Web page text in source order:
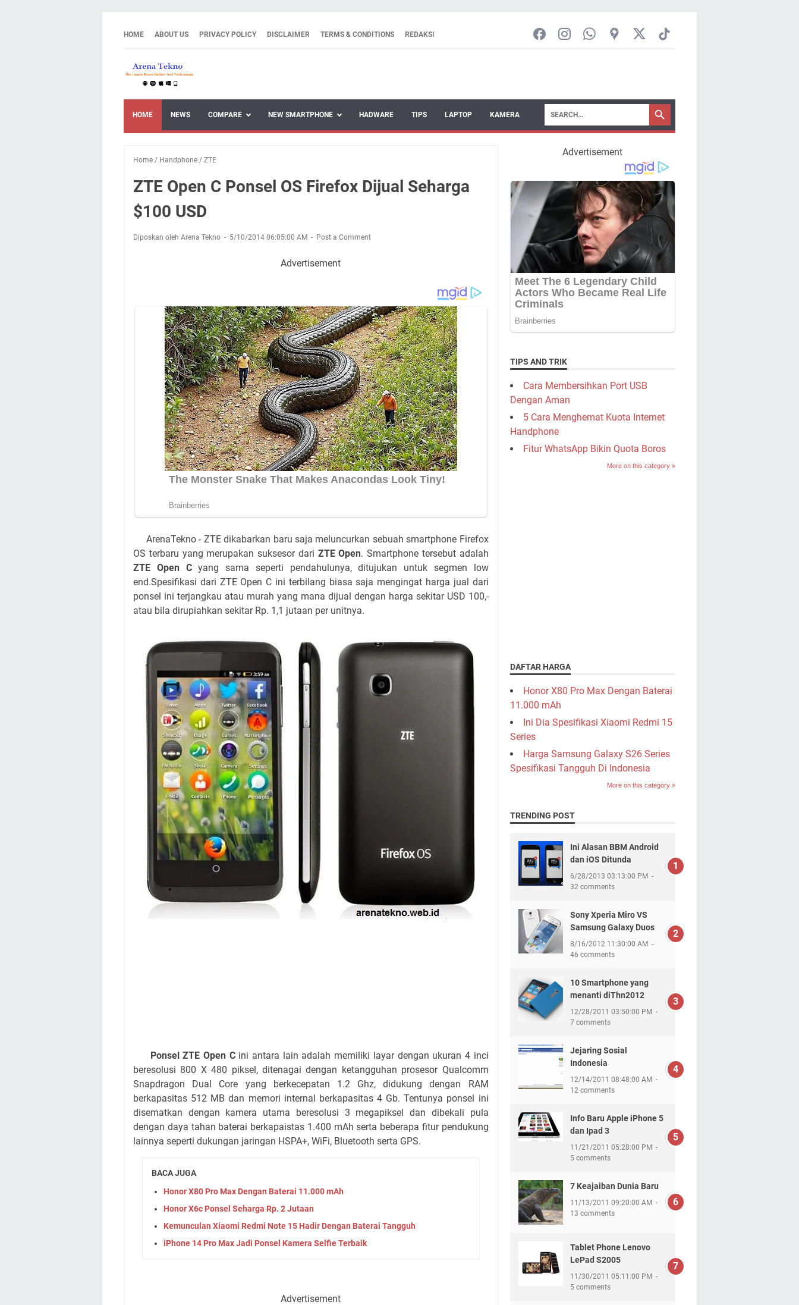
HOME ABOUT US PRIVACY POLICY DISCLAIMER TERMS & CONDITIONS REDAKSI
HOME NEWS COMPARE NEW SMARTPHONE HADWARE TIPS LAPTOP KAMERA
Home / Handphone / ZTE
ZTE Open C Ponsel OS Firefox Dijual Seharga
$100 USD
Diposkan oleh Arena Tekno 5/10/2014 06:05:00 AM Post a Comment
Advertisement
ArenaTekno - ZTE dikabarkan baru saja meluncurkan sebuah smartphone Firefox
OS terbaru yang merupakan suksesor dari ZTE Open. Smartphone tersebut adalah
ZTE Open Cyang sama seperti pendahulunya, ditujukan untuk segmen low
end.Spesifikasi dari ZTE Open C ini terbilang biasa saja mengingat harga jual dari
ponsel ini terjangkau atau murah yang mana dijual dengan harga sekitar USD 100,-
atau bila dirupiahkan sekitar Rp. 1,1 jutaan per unitnya.
Ponsel ZTE Open Cini antara lain adalah memiliki layar dengan ukuran 4 inci
beresolusi 800 X 480 piksel, ditenagai dengan ketangguhan prosesor Qualcomm
Snapdragon Dual Core yang berkecepatan 1.2 Ghz, didukung dengan RAM
berkapasitas 512 MB dan memori internal berkapasitas 4 Gb. Tentunya ponsel ini
disematkan dengan kamera utama beresolusi 3 megapiksel dan dibekali pula
dengan daya tahan baterai berkapaistas 1.400 mAh serta beberapa fitur pendukung
lainnya seperti dukungan jaringan HSPA+, WiFi, Bluetooth serta GPS.
BACA JUGA
Honor X80 Pro Max Dengan Baterai 11.000 mAh
Honor X6c Ponsel Seharga Rp. 2 Jutaan
Kemunculan Xiaomi Redmi Note 15 Hadir Dengan Baterai Tangguh
iPhone 14 Pro Max Jadi Ponsel Kamera Selfie Terbaik
Advertisement
Advertisement
TIPS AND TRIK
Cara Membersihkan Port USB
Dengan Aman
5 Cara Menghemat Kuota Internet
Handphone
Fitur WhatsApp Bikin Quota Boros
More on this category »
DAFTAR HARGA
Honor X80 Pro Max Dengan Baterai
11.000 mAh
Ini Dia Spesifikasi Xiaomi Redmi 15
Series
Harga Samsung Galaxy S26 Series
Spesifikasi Tangguh Di Indonesia
More on this category »
TRENDING POST
Ini Alasan BBM Android
dan iOS Ditunda
6/28/2013 03:13:00 PM
32 comments
Sony Xperia Miro VS
Samsung Galaxy Duos
8/16/2012 11:30:00 AM
46 comments
10 Smartphone yang
menanti diThn2012
12/28/2011 03:50:00 PM
7 comments
Jejaring Sosial
Indonesia
12/14/2011 08:48:00 AM
12 comments
Info Baru Apple iPhone 5
dan Ipad 3
11/21/2011 05:28:00 PM
5 comments
7 Keajaiban Dunia Baru
11/13/2011 09:20:00 AM
13 comments
Tablet Phone Lenovo
LePad S2005
11/30/2011 05:11:00 PM
5 comments